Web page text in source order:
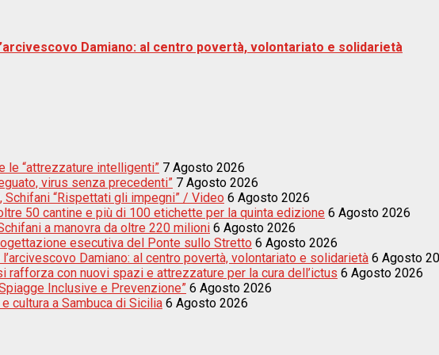
Damiano: al centro povertà, volontariato e solidarietà
le “attrezzature intelligenti” 7 Agosto 2026
virus senza precedenti” 7 Agosto 2026
“Rispettati gli impegni” / Video 6 Agosto 2026
50 cantine e più di 100 etichette per la quinta edizione 6 Agosto 2026
a manovra da oltre 220 milioni 6 Agosto 2026
esecutiva del Ponte sullo Stretto 6 Agosto 2026
Damiano: al centro povertà, volontariato e solidarietà 6 Agosto
rafforza con nuovi spazi e attrezzature per la cura dell’ictus 6 Agosto 2026
Inclusive e Prevenzione” 6 Agosto 2026
cultura a Sambuca di Sicilia 6 Agosto 2026